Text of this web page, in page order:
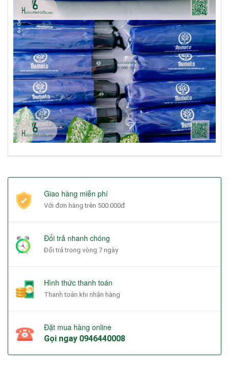
Giao hàng miễn phí
Với đơn hàng trên 500.000đ
Đổi trả nhanh chóng
Đổi trả trong vòng 7 ngày
Hình thức thanh toán
Thanh toán khi nhận hàng
Đặt mua hàng online
Gọi ngay 0946440008